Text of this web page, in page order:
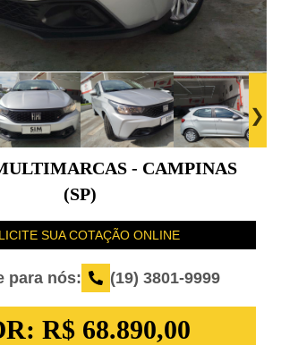
- CAMPINAS
(SP)
SUA COTAÇÃO ONLINE
para nós: (19) 3801-9999
R$ 68.890,00